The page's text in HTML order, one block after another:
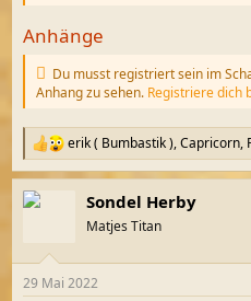
Anhänge
Du musst registriert sein im
Anhang zu sehen. Registriere dich
R
e
a
k
e
erik ( Bumbastik ),Capricorn,
Sondel Herby
Matjes Titan
29 Mai 2022